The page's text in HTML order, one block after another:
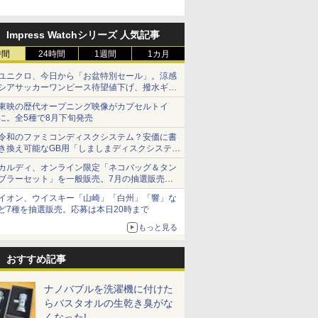
Impress Watchシリーズ 人気記事
24時間 1週間 1カ月
ニクロ、今日から「お盆特別セール」。涼感
アサッカーワンピース待望値下げ、撥水ギア
ョーツは1990円に
映の歴代オープニング映像がカプセルトイ
。全5種で8月下旬発売
和のファミコンディスクシステム？安価に書
換え可能なGB用「しましまディスクシステ
」
ルディ、オンライン限定「ネコバッグ＆タン
ラーセット」を一般販売。7月の抽選販売の
選無効分
オン、ウイスキー「山崎」「白州」「響」な
7種を抽選販売。応募は本日20時まで
もっと見る
おすすめ記事
ナノバブルを洗濯機に付けた
らバスタオルの生乾き臭がな